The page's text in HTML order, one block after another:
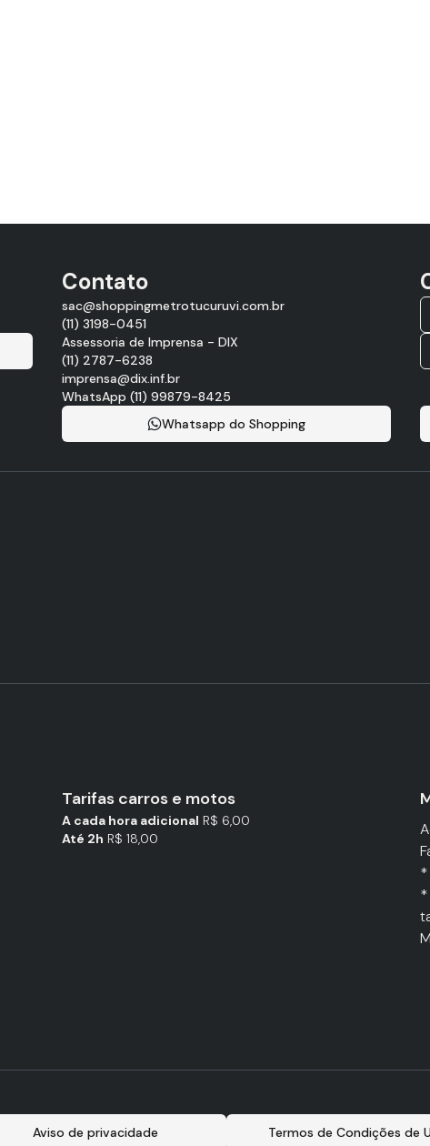
Contato
sac@shoppingmetrotucuruvi.com.br
(11) 3198-0451
Assessoria de Imprensa - DIX
(11) 2787-6238
imprensa@dix.inf.br
WhatsApp (11) 99879-8425
Whatsapp do Shopping
Tarifas carros e motos
A cada hora adicional R$ 6,00
Até 2h R$ 18,00
*
*
Aviso de privacidade Termos de Condições de